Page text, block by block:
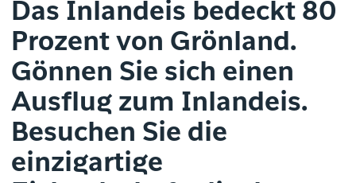
Das Inlandeis bedeckt 80
Prozent von Grönland.
Gönnen Sie sich einen
Ausflug zum Inlandeis.
Besuchen Sie die
einzigartige